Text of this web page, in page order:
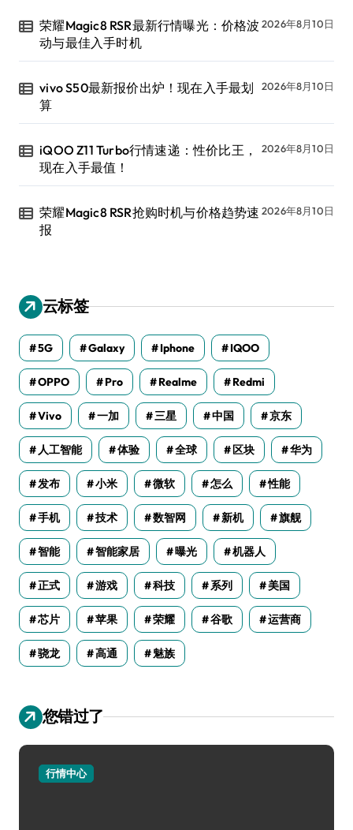
荣耀Magic8 RSR最新行情曝光：价格波
动与最佳入手时机
2026年8月10日
vivo S50最新报价出炉！现在入手最划
算
2026年8月10日
iQOO Z11 Turbo行情速递：性价比王，
现在入手最值！
2026年8月10日
荣耀Magic8 RSR抢购时机与价格趋势速
报
2026年8月10日
云标签
5G Galaxy Iphone IQOO
OPPO Pro Realme Redmi
Vivo 一加 三星 中国 京东
人工智能 体验 全球 区块 华为
发布 小米 微软 怎么 性能
手机 技术 数智网 新机 旗舰
智能 智能家居 曝光 机器人
正式 游戏 科技 系列 美国
芯片 苹果 荣耀 谷歌 运营商
骁龙 高通 魅族
您错过了
行情中心